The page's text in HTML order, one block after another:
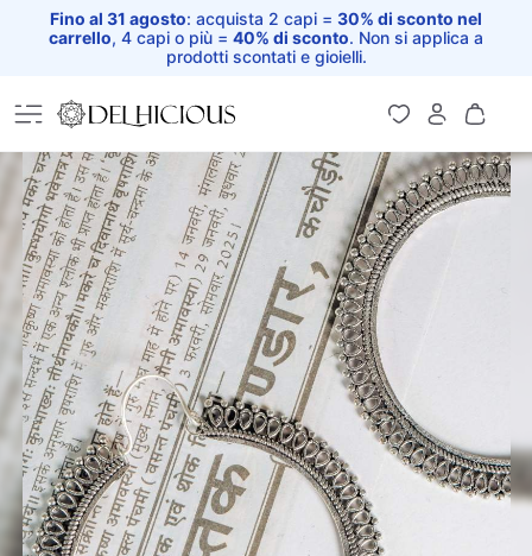
Fino al 31 agosto: acquista 2 capi = 30% di sconto nel
carrello, 4 capi o più = 40% di sconto. Non si applica a
prodotti scontati e gioielli.
Home